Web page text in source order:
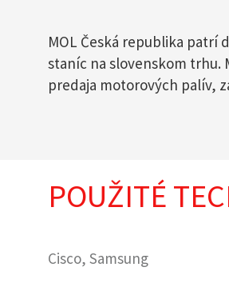
MOL Česká republika patrí
staníc na slovenskom trhu.
predaja motorových palív,
POUŽITÉ
Cisco, Samsung